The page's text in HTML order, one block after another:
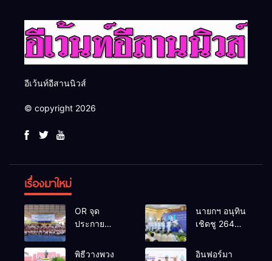
อีเว้นท์อีสานนิวส์
© copyright 2026
เรื่องมาใหม่
OR จุด
ประกาย
เยาวชน ผ่าน
นายกฯ อนุทิน
เชิดชู 264
บ้านยอดเยี่ยม
พิธีวางพวง อินฟอร์มา